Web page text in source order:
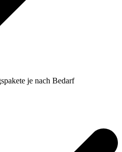
je nach Bedarf